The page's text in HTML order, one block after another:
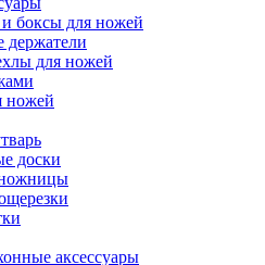
боксы для ножей
для ножей
ножей
доски
аксессуары